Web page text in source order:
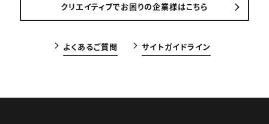
クリエイティブでお困りの企業様はこちら
よくあるご質問 サイトガイドライン